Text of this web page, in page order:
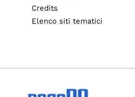
Credits
Elenco siti tematici